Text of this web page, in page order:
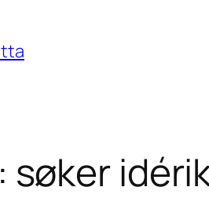
søker